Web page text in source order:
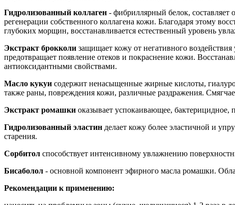
Гидролизованный коллаген - фибриллярный белок, составляет
регенерации собственного коллагена кожи. Благодаря этому
глубоких морщин, восстанавливается естественный уровень
Экстракт брокколи защищает кожу от негативного
предотвращает появление отеков и покраснение кожи.
антиоксидантными свойствами.
Масло кукуи содержит ненасыщенные жирные кислоты,
также раны, повреждения кожи, различные раздражения.
Экстракт ромашки оказывает успокаивающее, бактерицидное,
Гидролизованный эластин делает кожу более эластичной и
старения.
Сорбитол способствует интенсивному увлажнению
Бисаболол - основной компонент эфирного масла ромашки.
Рекомендации к применению: